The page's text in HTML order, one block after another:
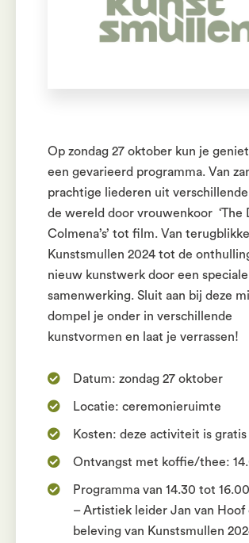
Op zondag 27 oktober kun je
een gevarieerd programma. Van
prachtige liederen uit
de wereld door vrouwenkoor ‘The
Colmena’s’ tot film. Van
Kunstsmullen 2024 tot de
nieuw kunstwerk door een speciale
samenwerking. Sluit aan bij deze
dompel je onder in verschillende
kunstvormen en laat je verrassen!
Datum: zondag 27 oktober
Locatie: ceremonieruimte
Kosten: deze activiteit is gratis
Ontvangst met koffie/thee:
Programma van 14.30 tot
– Artistiek leider Jan van Hoof
beleving van Kunstsmullen